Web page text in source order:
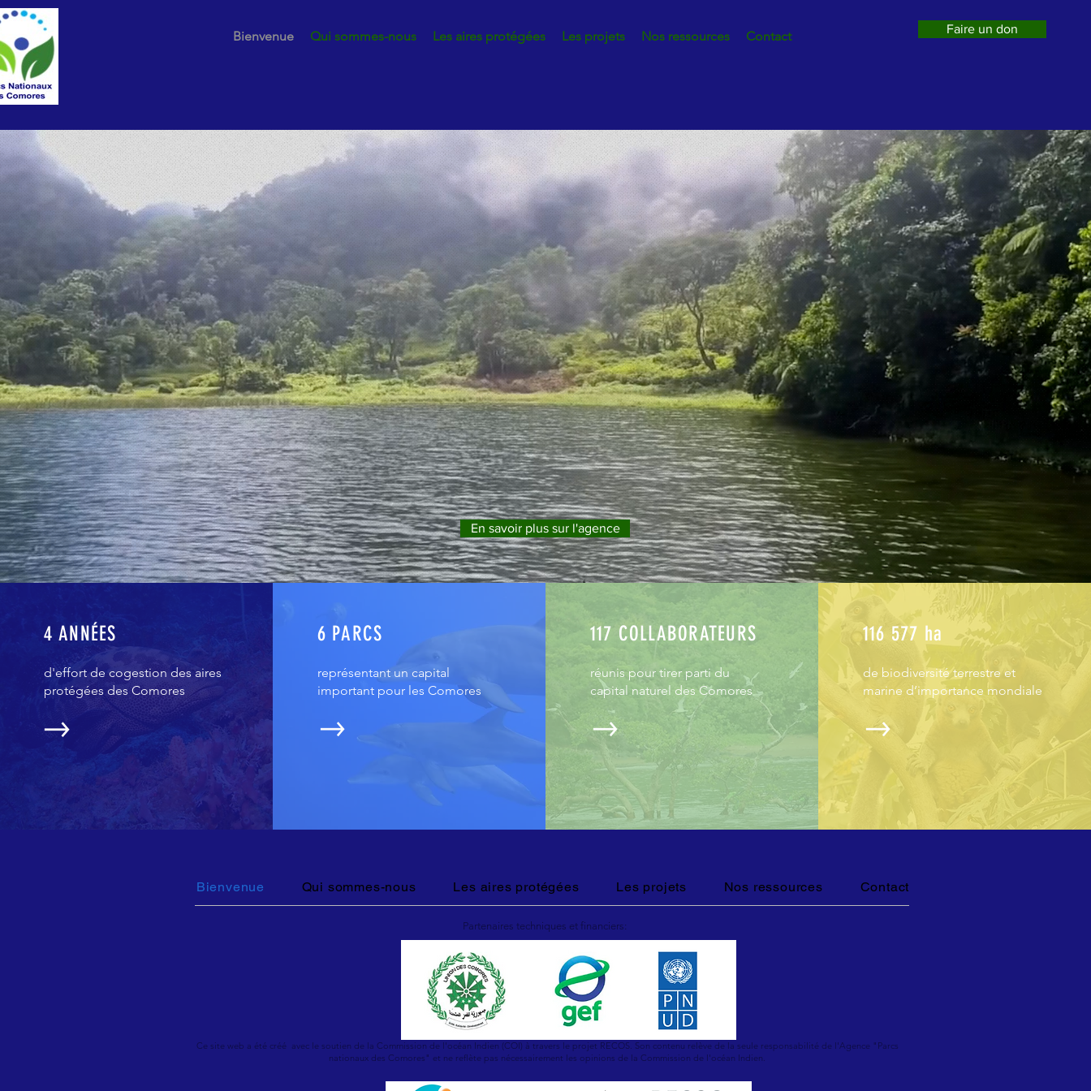
Bienvenue Qui sommes-nous Les aires protégées Les projets Nos ressources Contact Faire un don
Partage
En savoir plus sur l'agence
4 ANNÉES
d'effort de cogestion des aires
protégées des Comores
6 PARCS
représentant un capital
important pour les Comores
117 COLLABORATEURS
réunis pour tirer parti du
capital naturel des Comores
116 577 ha
de biodiversité terrestre et
marine d’importance mondiale
Bienvenue Qui sommes-nous Les aires protégées Les projets Nos ressources Contact
Partenaires techniques et financiers:
Ce site web a été créé avec le soutien de la Commission de l'océan Indien (COI) à travers le projet RECOS. Son contenu relève de la seule responsabilité de l'Agence "Parcs
nationaux des Comores" et ne reflète pas nécessairement les opinions de la Commission de l'océan Indien.